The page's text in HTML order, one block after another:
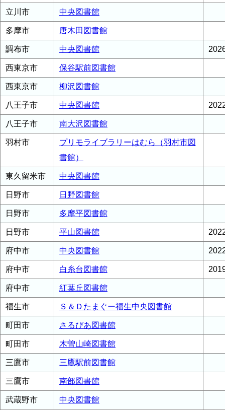
立川市 中央図書館
多摩市 唐木田図書館
調布市 中央図書館
西東京市 保谷駅前図書館
西東京市 柳沢図書館
八王子市 中央図書館
八王子市 南大沢図書館
羽村市
プリモライブラリーはむら（羽村市図
書館）
東久留米市 中央図書館
日野市 日野図書館
日野市 多摩平図書館
日野市 平山図書館
府中市 中央図書館
府中市 白糸台図書館
府中市 紅葉丘図書館
福生市 Ｓ＆Ｄたまぐー福生中央図書館
町田市 さるびあ図書館
町田市 木曽山崎図書館
三鷹市 三鷹駅前図書館
三鷹市 南部図書館
武蔵野市 中央図書館